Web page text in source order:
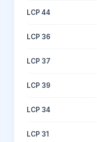
LCP 44
LCP 36
LCP 37
LCP 39
LCP 34
LCP 31